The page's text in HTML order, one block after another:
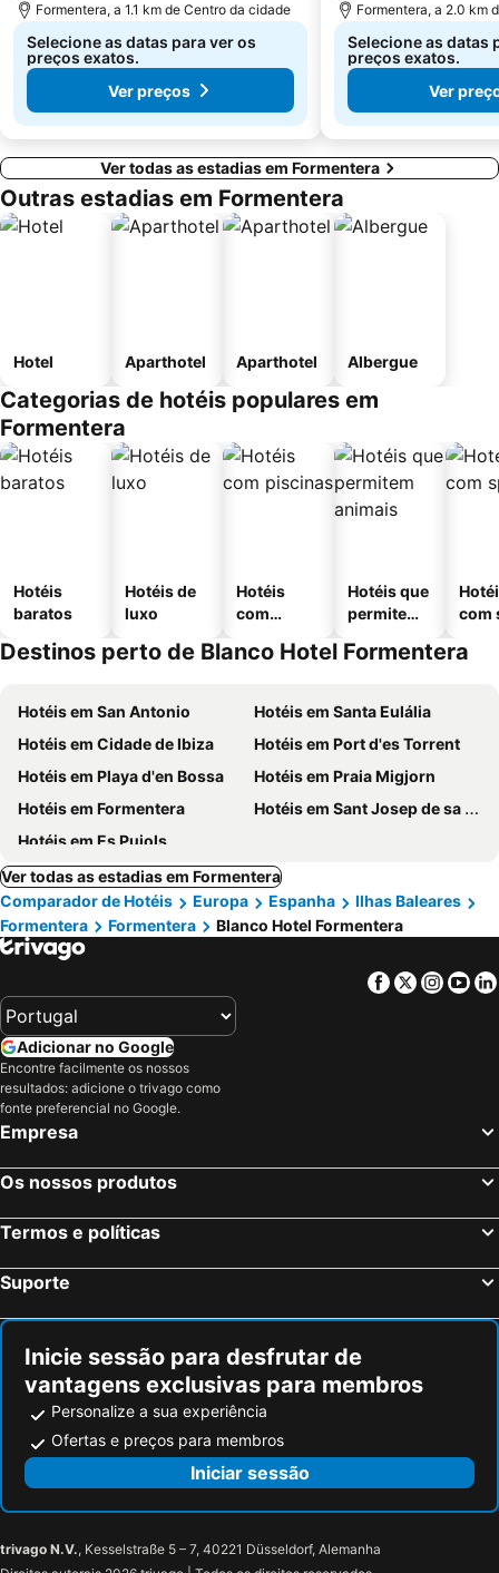
Formentera, a 1.1 km de Centro da cidade
Selecione as datas para ver os
preços exatos.
Ver preços
Formentera, a 2.0 km
Selecione as datas
preços exatos.
Ver
Ver todas as estadias em Formentera
Outras estadias em Formentera
Hotel Aparthotel Aparthotel Albergue
Categorias de hotéis populares em
Formentera
Hotéis
baratos
Hotéis de
luxo
Hotéis
com
Hotéis que
permitem
com
Destinos perto de Blanco Hotel Formentera
Hotéis em San Antonio
Hotéis em Santa Eulália
Hotéis em Cidade de Ibiza
Hotéis em Port d'es Torrent
Hotéis em Playa d'en Bossa
Hotéis em Praia Migjorn
Hotéis em Formentera
Hotéis em Sant Josep de sa Talaia
Hotéis em Es Pujols
Ver todas as estadias em Formentera
Comparador de Hotéis
Europa Espanha
Ilhas Baleares
Formentera
Formentera Blanco Hotel Formentera
Facebook
Twitter
Adicionar no Google
Encontre facilmente os nossos
resultados: adicione o trivago como
fonte preferencial no Google.
Empresa
Os nossos produtos
Termos e políticas
Suporte
Inicie sessão para desfrutar de
vantagens exclusivas para membros
Personalize a sua experiência
Ofertas e preços para membros
Iniciar sessão
trivago N.V., Kesselstraße 5 – 7, 40221 Düsseldorf, Alemanha